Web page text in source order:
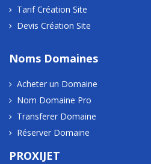
Tarif Création Site
Devis Création Site
Noms Domaines
Acheter un Domaine
Nom Domaine Pro
Transferer Domaine
Réserver Domaine
PROXIJET